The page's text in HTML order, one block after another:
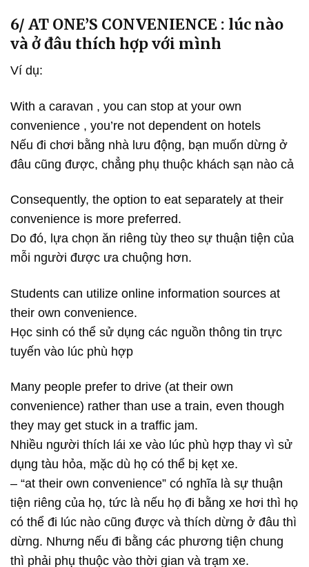
6/ AT ONE’S CONVENIENCE : lúc nào
và ở đâu thích hợp với mình
Ví dụ:
With a caravan , you can stop at your own
convenience , you’re not dependent on hotels
Nếu đi chơi bằng nhà lưu động, bạn muốn dừng ở
đâu cũng được, chẳng phụ thuộc khách sạn nào cả
Consequently, the option to eat separately at their
convenience is more preferred.
Do đó, lựa chọn ăn riêng tùy theo sự thuận tiện của
mỗi người được ưa chuộng hơn.
Students can utilize online information sources at
their own convenience.
Học sinh có thể sử dụng các nguồn thông tin trực
tuyến vào lúc phù hợp
Many people prefer to drive (at their own
convenience) rather than use a train, even though
they may get stuck in a traffic jam.
Nhiều người thích lái xe vào lúc phù hợp thay vì sử
dụng tàu hỏa, mặc dù họ có thể bị kẹt xe.
– “at their own convenience” có nghĩa là sự thuận
tiện riêng của họ, tức là nếu họ đi bằng xe hơi thì họ
có thể đi lúc nào cũng được và thích dừng ở đâu thì
dừng. Nhưng nếu đi bằng các phương tiện chung
thì phải phụ thuộc vào thời gian và trạm xe.